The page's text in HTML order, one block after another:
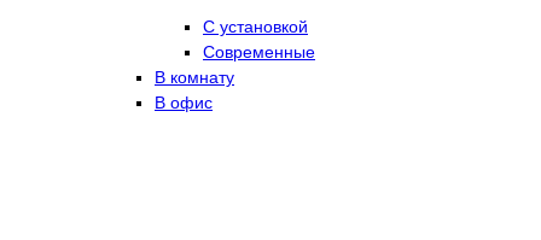
С установкой
Современные
В комнату
В офис